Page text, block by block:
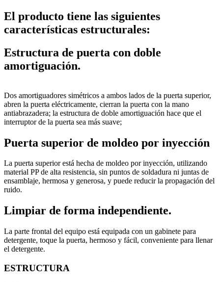
El producto tiene las siguientes
características estructurales:
Estructura de puerta con doble
amortiguación.
Dos amortiguadores simétricos a ambos lados de la puerta superior,
abren la puerta eléctricamente, cierran la puerta con la mano
antiabrazadera; la estructura de doble amortiguación hace que el
interruptor de la puerta sea más suave;
Puerta superior de moldeo por inyección
La puerta superior está hecha de moldeo por inyección, utilizando
material PP de alta resistencia, sin puntos de soldadura ni juntas de
ensamblaje, hermosa y generosa, y puede reducir la propagación del
ruido.
Limpiar de forma independiente.
La parte frontal del equipo está equipada con un gabinete para
detergente, toque la puerta, hermoso y fácil, conveniente para llenar
el detergente.
ESTRUCTURA